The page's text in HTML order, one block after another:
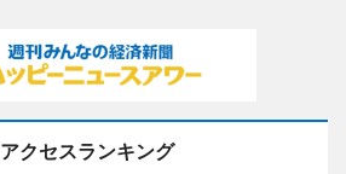
アクセスランキング